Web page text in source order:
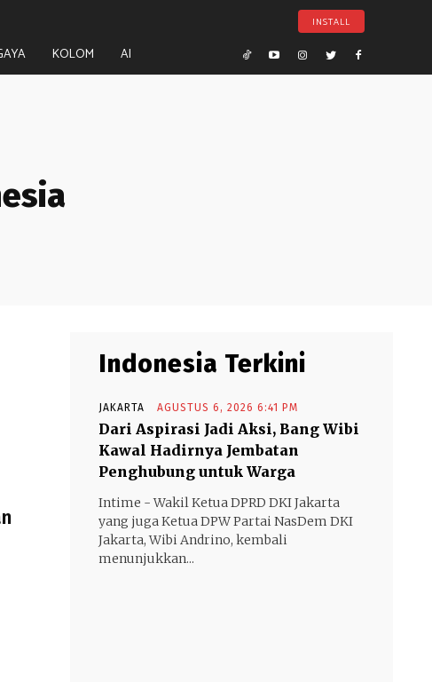
INSTALL
KOLOM AI
Indonesia Terkini
JAKARTA AGUSTUS 6, 2026 6:41 PM
Dari Aspirasi Jadi Aksi, Bang Wibi
Kawal Hadirnya Jembatan
Penghubung untuk Warga
Intime - Wakil Ketua DPRD DKI Jakarta
yang juga Ketua DPW Partai NasDem DKI
Jakarta, Wibi Andrino, kembali
menunjukkan...